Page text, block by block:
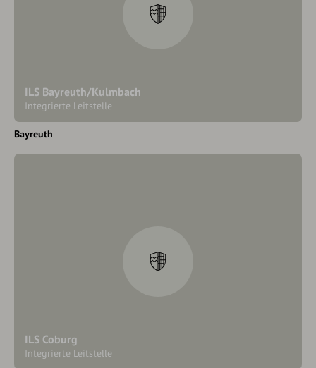
ILS Bayreuth/Kulmbach
Integrierte Leitstelle
Bayreuth
ILS Coburg
Integrierte Leitstelle